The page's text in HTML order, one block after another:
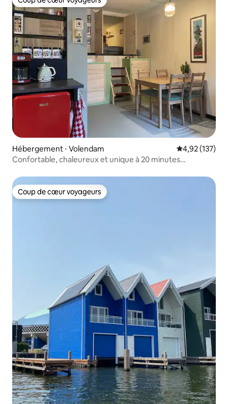
Coup de cœur voyageurs
Hébergement ⋅ Volendam Évaluation
4,92 (137)
Confortable, chaleureux et unique à 20 minutes
Coup de cœur voyageurs
Coup de cœur voyageurs